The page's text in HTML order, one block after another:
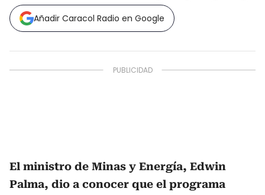
Añadir Caracol Radio en Google
El ministro de Minas y Energía, Edwin
Palma, dio a conocer que el programa